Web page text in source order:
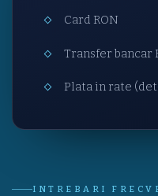
Card RON
Transfer bancar
Plata in rate
INTREBARI